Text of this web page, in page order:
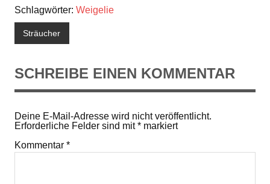
Schlagwörter: Weigelie
Sträucher
SCHREIBE EINEN KOMMENTAR
Deine E-Mail-Adresse wird nicht veröffentlicht.
Erforderliche Felder sind mit* markiert
Kommentar *